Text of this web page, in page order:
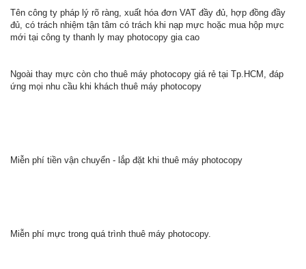
Tên công ty pháp lý rõ ràng, xuất hóa đơn VAT đầy đủ, hợp đồng đầy
đủ, có trách nhiệm tận tâm có trách khi nạp mực hoặc mua hộp mực
mới tại công ty thanh ly may photocopy gia cao
Ngoài thay mực còn cho thuê máy photocopy giá rẻ tại Tp.HCM, đáp
ứng mọi nhu cầu khi khách thuê máy photocopy
Miễn phí tiền vận chuyển - lắp đặt khi thuê máy photocopy
Miễn phí mực trong quá trình thuê máy photocopy.